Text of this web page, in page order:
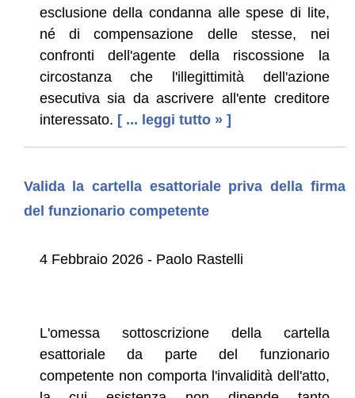
esclusione della condanna alle spese di lite,
né di compensazione delle stesse, nei
confronti dell'agente della riscossione la
circostanza che l'illegittimità dell'azione
esecutiva sia da ascrivere all'ente creditore
interessato. [ ... leggi tutto » ]
Valida la cartella esattoriale priva della firma
del funzionario competente
4 Febbraio 2026 - Paolo Rastelli
L'omessa sottoscrizione della cartella
esattoriale da parte del funzionario
competente non comporta l'invalidità dell'atto,